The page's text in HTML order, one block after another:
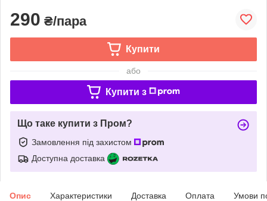
290 ₴/пара
Купити
або
Купити з
Що таке купити з Пром?
Замовлення під захистом
Доступна доставка
Опис Характеристики Доставка Оплата Умови